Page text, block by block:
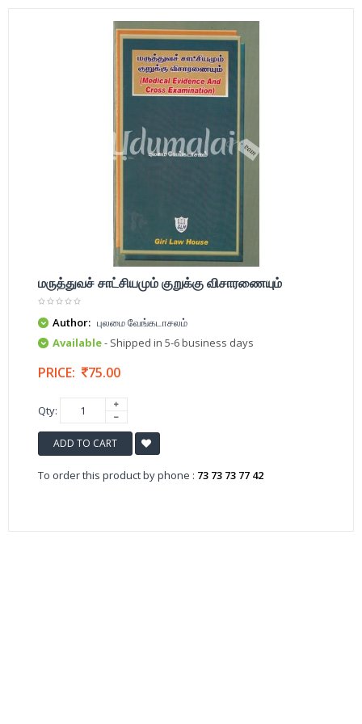
மருத்துவச் சாட்சியமும் குறுக்கு விசாரணையும்
Author: புலமை வேங்கடாசலம்
Available- Shipped in 5-6 business days
PRICE: 75.00
Qty:
ADD TO CART
To order this product by phone : 73 73 73 77 42